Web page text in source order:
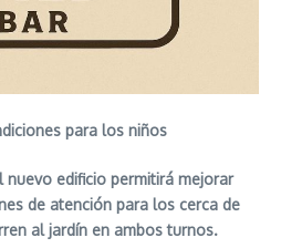
para los niños
nuevo edificio permitirá mejorar
de atención para los cerca de
al jardín en ambos turnos.